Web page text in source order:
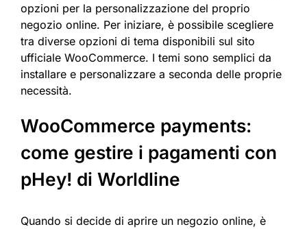
opzioni per la personalizzazione del proprio
negozio online. Per iniziare, è possibile scegliere
tra diverse opzioni di tema disponibili sul sito
ufficiale WooCommerce. I temi sono semplici da
installare e personalizzare a seconda delle proprie
necessità.
WooCommerce payments:
come gestire i pagamenti con
pHey! di Worldline
Quando si decide di aprire un negozio online, è